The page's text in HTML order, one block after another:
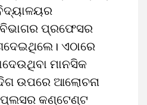
ପ୍ରଫେସର
ଏଠାରେ
ମାନସିକ
ଉପରେ ଆଲୋଚନା
କଣ୍ଟେଣ୍ଟ